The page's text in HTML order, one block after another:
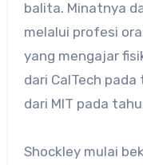
balita. Minatnya
melalui profesi
yang mengajar
dari CalTech pada
dari MIT pada
Shockley mulai